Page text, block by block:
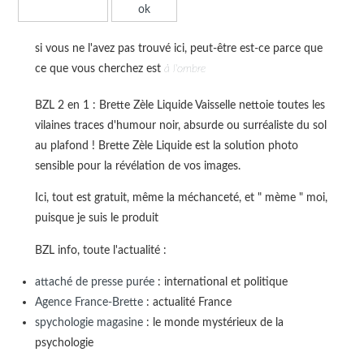
si vous ne l'avez pas trouvé ici, peut-être est-ce parce que
ce que vous cherchez est à l'ombre
BZL 2 en 1 : Brette Zèle Liquide Vaisselle nettoie toutes les
vilaines traces d'humour noir, absurde ou surréaliste du sol
au plafond ! Brette Zèle Liquide est la solution photo
sensible pour la révélation de vos images.
Ici, tout est gratuit, même la méchanceté, et " mème " moi,
puisque je suis le produit
BZL info, toute l'actualité :
attaché de presse purée: international et politique
Agence France-Brette: actualité France
spychologie magasine: le monde mystérieux de la
psychologie